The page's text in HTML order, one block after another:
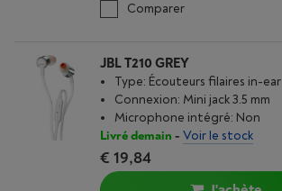
Comparer
JBL T210 GREY
Type: Écouteurs filaires in-ear
Connexion: Mini jack 3.5 mm
Microphone intégré: Non
Livré demain - Voir le stock
€ 19,84